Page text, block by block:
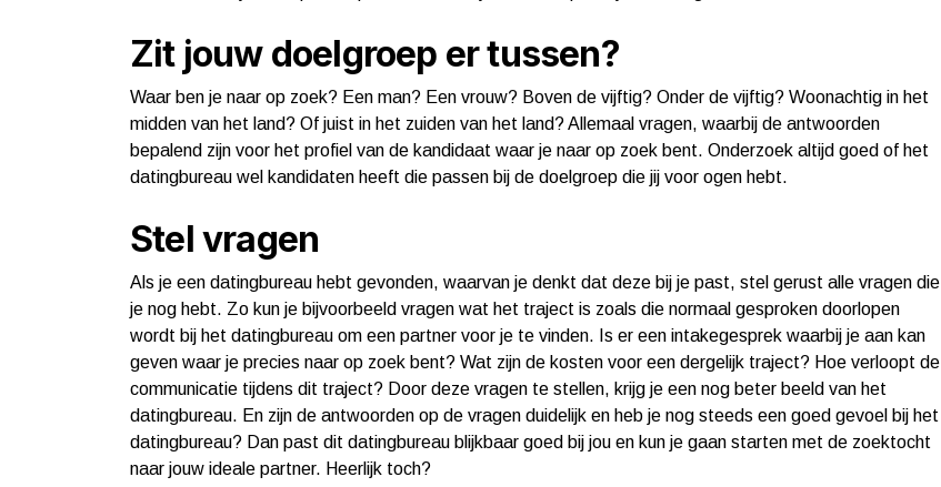
Zit jouw doelgroep er tussen?
Waar ben je naar op zoek? Een man? Een vrouw? Boven de vijftig? Onder de vijftig? Woonachtig in het
midden van het land? Of juist in het zuiden van het land? Allemaal vragen, waarbij de antwoorden
bepalend zijn voor het profiel van de kandidaat waar je naar op zoek bent. Onderzoek altijd goed of het
datingbureau wel kandidaten heeft die passen bij de doelgroep die jij voor ogen hebt.
Stel vragen
Als je een datingbureau hebt gevonden, waarvan je denkt dat deze bij je past, stel gerust alle vragen die
je nog hebt. Zo kun je bijvoorbeeld vragen wat het traject is zoals die normaal gesproken doorlopen
wordt bij het datingbureau om een partner voor je te vinden. Is er een intakegesprek waarbij je aan kan
geven waar je precies naar op zoek bent? Wat zijn de kosten voor een dergelijk traject? Hoe verloopt de
communicatie tijdens dit traject? Door deze vragen te stellen, krijg je een nog beter beeld van het
datingbureau. En zijn de antwoorden op de vragen duidelijk en heb je nog steeds een goed gevoel bij het
datingbureau? Dan past dit datingbureau blijkbaar goed bij jou en kun je gaan starten met de zoektocht
naar jouw ideale partner. Heerlijk toch?